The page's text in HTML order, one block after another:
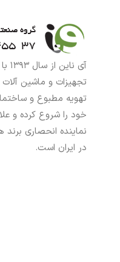
تجهیزات و ماشین
تهویه مطبوع و
خود را شروع کرده و
نماینده انحصاری برند
در ایران است.